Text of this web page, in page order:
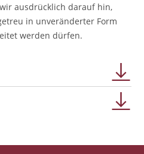
ausdrücklich darauf hin,
in unveränderter Form
werden dürfen.